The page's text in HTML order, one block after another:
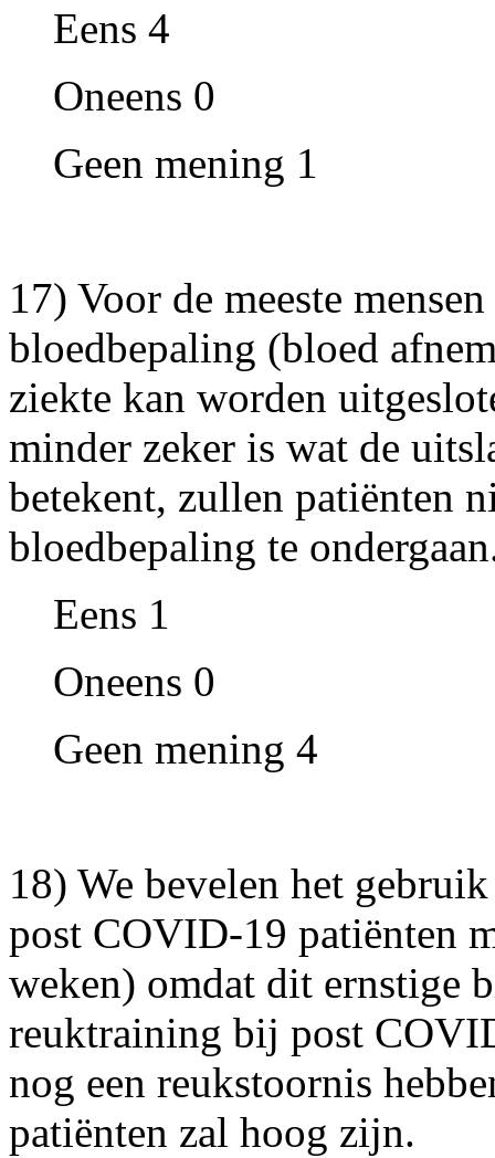
Eens 4
Oneens 0
Geen mening 1
17) Voor de meeste
bloedbepaling (bloed
ziekte kan worden
minder zeker is wat de
betekent, zullen patiënten
bloedbepaling te
Eens 1
Oneens 0
Geen mening 4
18) We bevelen het
post COVID-19 patiënten
weken) omdat dit ernstige
reuktraining bij post
nog een reukstoornis
patiënten zal hoog zijn.